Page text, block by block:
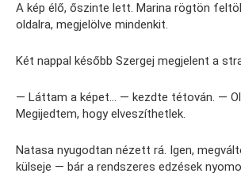
A kép élő, őszinte lett. Marina rögtön
oldalra, megjelölve mindenkit.
Két nappal később Szergej megjelent a
— Láttam a képet… — kezdte tétován. —
Megijedtem, hogy elveszíthetlek.
Natasa nyugodtan nézett rá. Igen,
külseje — bár a rendszeres edzések